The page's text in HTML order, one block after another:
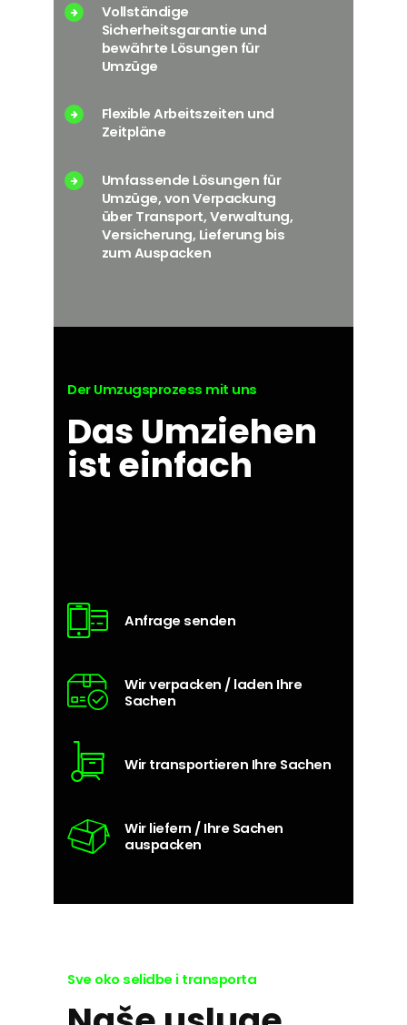
Vollständige
Sicherheitsgarantie und
bewährte Lösungen für
Umzüge
Flexible Arbeitszeiten und
Zeitpläne
Umfassende Lösungen für
Umzüge, von Verpackung
über Transport, Verwaltung,
Versicherung, Lieferung bis
zum Auspacken
Der Umzugsprozess mit uns
Das Umziehen
ist einfach
Anfrage senden
Wir verpacken / laden Ihre
Sachen
Wir transportieren Ihre Sachen
Wir liefern / Ihre Sachen
auspacken
Sve oko selidbe i transporta